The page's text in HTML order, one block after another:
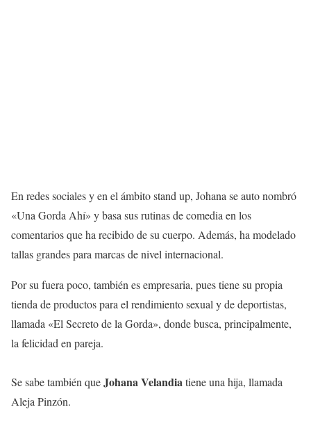
En redes sociales y en el ámbito stand up, Johana se auto nombró
«Una Gorda Ahí» y basa sus rutinas de comedia en los
comentarios que ha recibido de su cuerpo. Además, ha modelado
tallas grandes para marcas de nivel internacional.
Por su fuera poco, también es empresaria, pues tiene su propia
tienda de productos para el rendimiento sexual y de deportistas,
llamada «El Secreto de la Gorda», donde busca, principalmente,
la felicidad en pareja.
Se sabe también queJohana Velandiatiene una hija, llamada
Aleja Pinzón.